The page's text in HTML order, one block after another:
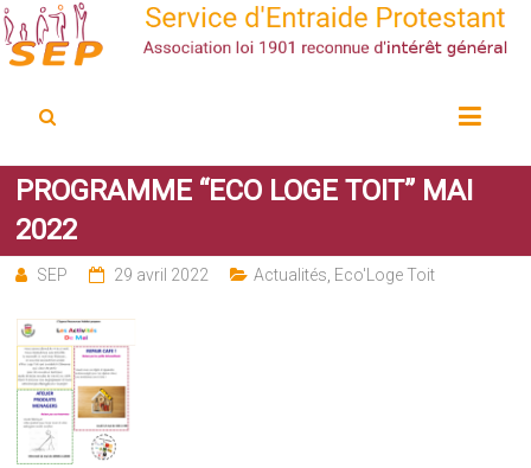
SEP
PROGRAMME “ECO LOGE TOIT” MAI
2022
SEP 29 avril 2022 Actualités, Eco'Loge Toit